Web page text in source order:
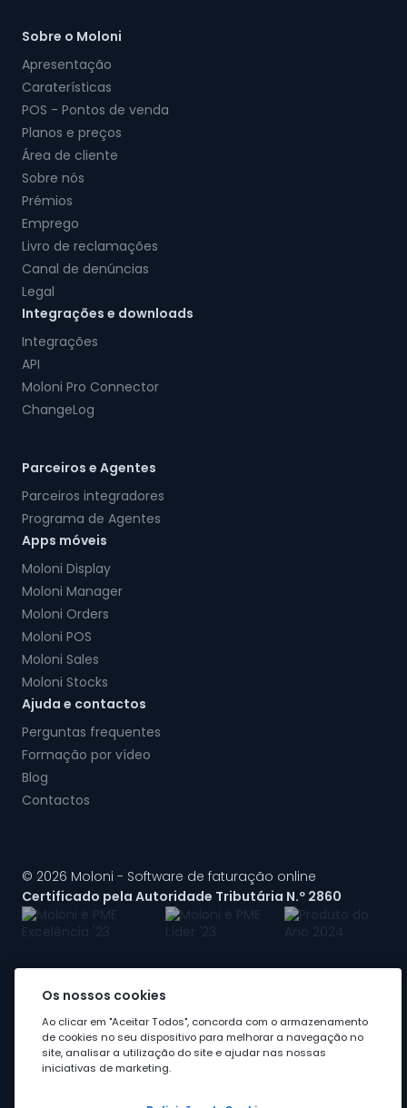
Sobre o Moloni
Apresentação
Caraterísticas
POS - Pontos de venda
Planos e preços
Área de cliente
Sobre nós
Prémios
Emprego
Livro de reclamações
Canal de denúncias
Legal
Integrações e downloads
Integrações
API
Moloni Pro Connector
ChangeLog
Parceiros e Agentes
Parceiros integradores
Programa de Agentes
Apps móveis
Moloni Display
Moloni Manager
Moloni Orders
Moloni POS
Moloni Sales
Moloni Stocks
Ajuda e contactos
Perguntas frequentes
Formação por vídeo
Blog
Contactos
© 2026 Moloni - Software de faturação online
Certificado pela Autoridade Tributária N.º 2860
A Moloni faz parte dogrupo Visma
Os nossos cookies
Ao clicar em "Aceitar Todos", concorda com o armazenamento
de cookies no seu dispositivo para melhorar a navegação no
site, analisar a utilização do site e ajudar nas nossas
iniciativas de marketing.